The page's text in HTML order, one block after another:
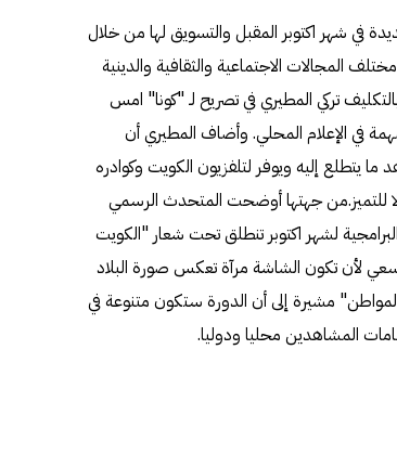
في شهر اكتوبر المقبل والتسويق لها من خلال
المجالات الاجتماعية والثقافية والدينية
تركي المطيري في تصريح لـ "كونا" امس
في الإعلام المحلي. وأضاف المطيري أن
يتطلع إليه ويوفر لتلفزيون الكويت وكوادره
للتميز.من جهتها أوضحت المتحدث الرسمي
البرامجية لشهر اكتوبر تنطلق تحت شعار "الكويت
لأن تكون الشاشة مرآة تعكس صورة البلاد
مشيرة إلى أن الدورة ستكون متنوعة في
المشاهدين محليا ودوليا.